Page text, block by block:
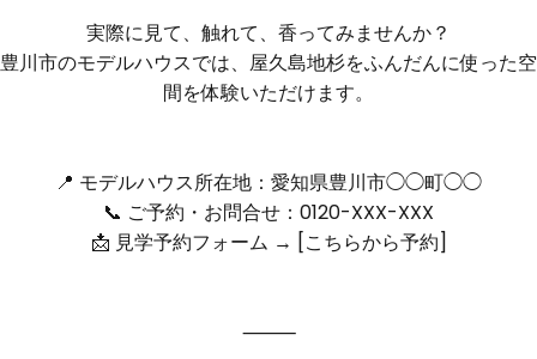
実際に見て、触れて、香ってみませんか？
豊川市のモデルハウスでは、屋久島地杉をふんだんに使った空
間を体験いただけます。
📍 モデルハウス所在地：愛知県豊川市◯◯町◯◯
📞 ご予約・お問合せ：0120-XXX-XXX
📩 見学予約フォーム → [こちらから予約]
⸻